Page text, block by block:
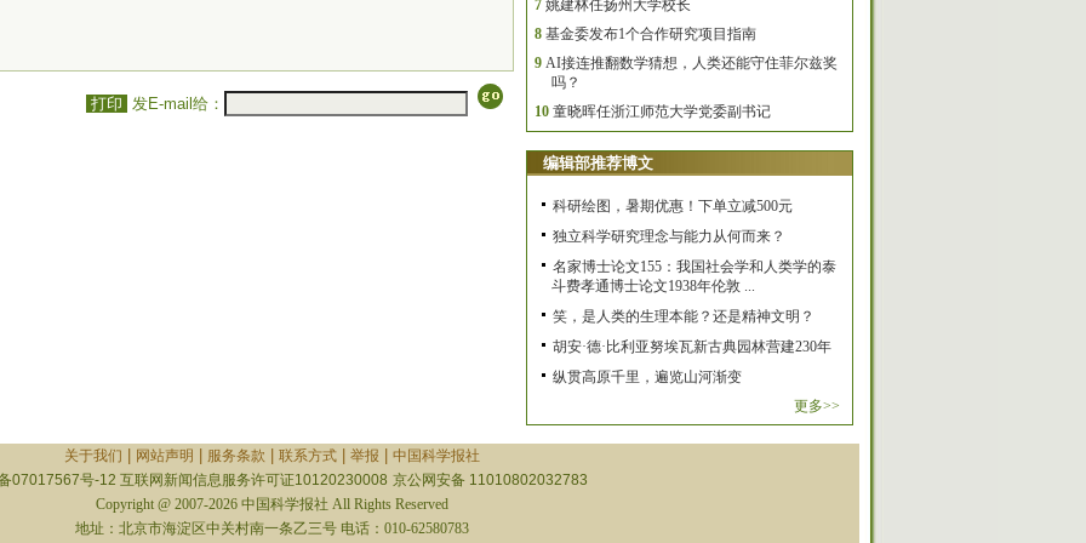
打印 发E-mail给：
7 姚建林任扬州大学校长
8 基金委发布1个合作研究项目指南
9 AI接连推翻数学猜想，人类还能守住菲尔兹奖
吗？
10 童晓晖任浙江师范大学党委副书记
编辑部推荐博文
科研绘图，暑期优惠！下单立减500元
独立科学研究理念与能力从何而来？
名家博士论文155：我国社会学和人类学的泰
斗费孝通博士论文1938年伦敦 ...
笑，是人类的生理本能？还是精神文明？
胡安·德·比利亚努埃瓦新古典园林营建230年
纵贯高原千里，遍览山河渐变
更多>>
关于我们 网站声明 服务条款 联系方式| 举报
中国科学报社
07017567号-12 互联网新闻信息服务许可证10120230008 京公网安备 11010802032783
Copyright @ 2007-2026 中国科学报社 All Rights Reserved
地址：北京市海淀区中关村南一条乙三号 电话：010-62580783